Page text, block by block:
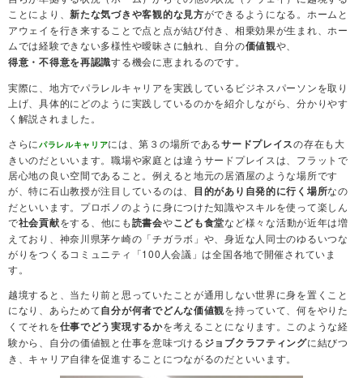
ことにより、新たな気づきや客観的な見方ができるようになる。ホームと
アウェイを行き来することで点と点が結び付き、相乗効果が生まれ、ホー
ムでは経験できない多様性や曖昧さに触れ、自分の価値観や、
得意・不得意を再認識する機会に恵まれるのです。
実際に、地方でパラレルキャリアを実践しているビジネスパーソンを取り
上げ、具体的にどのように実践しているのかを紹介しながら、分かりやす
く解説されました。
さらにパラレルキャリアには、第３の場所であるサードプレイスの存在も大
きいのだといいます。職場や家庭とは違うサードプレイスは、フラットで
居心地の良い空間であること。例えると地元の居酒屋のような場所です
が、特に石山教授が注目しているのは、 目的があり自発的に行く場所なの
だといいます。プロボノのように身につけた知識やスキルを使って楽しん
で社会貢献をする、他にも読書会やこども食堂など様々な活動が近年は増
えており、神奈川県茅ケ崎の「チガラボ」や、身近な人同士のゆるいつな
がりをつくるコミュニティ「100人会議」は全国各地で開催されていま
す。
越境すると、当たり前と思っていたことが通用しない世界に身を置くこと
になり、あらためて自分が何者でどんな価値観を持っていて、何をやりた
くてそれを仕事でどう実現するかを考えることになります。このような経
験から、自分の価値観と仕事を意味づけるジョブクラフティングに結びつ
き、キャリア自律を促進することにつながるのだといいます。